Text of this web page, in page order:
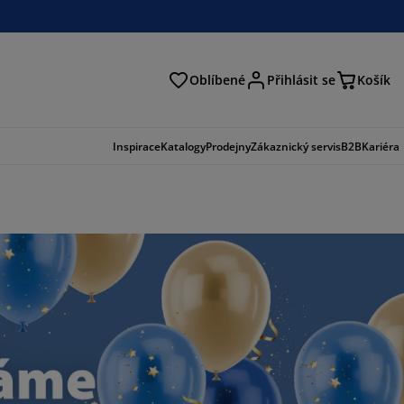
Oblíbené Přihlásit se Košík
InspiraceKatalogyProdejnyZákaznický servisB2BKariéra